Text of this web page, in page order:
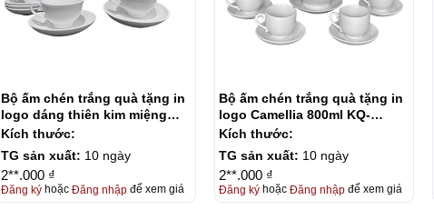
Bộ ấm chén trắng quà tặng in
logo dáng thiên kim miệng
lượn 650ml KQ-ACT21
Kích thước:
TG sản xuất: 10 ngày
2**.000 ₫
Đăng kýhoặc Đăng nhậpđể xem giá
Bộ ấm chén trắng quà tặng in
logo Camellia 800ml KQ-
ACT22
Kích thước:
TG sản xuất: 10 ngày
2**.000 ₫
Đăng kýhoặc Đăng nhậpđể xem giá